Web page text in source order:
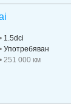
•1.5dci
•Употребяван
• 251 000 км